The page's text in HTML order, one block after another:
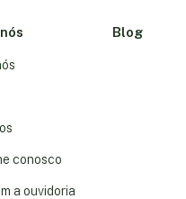
conosco
a ouvidoria
Blog